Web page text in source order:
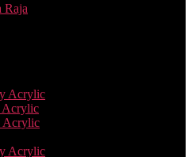
Raja
Acrylic
Acrylic
Acrylic
Acrylic